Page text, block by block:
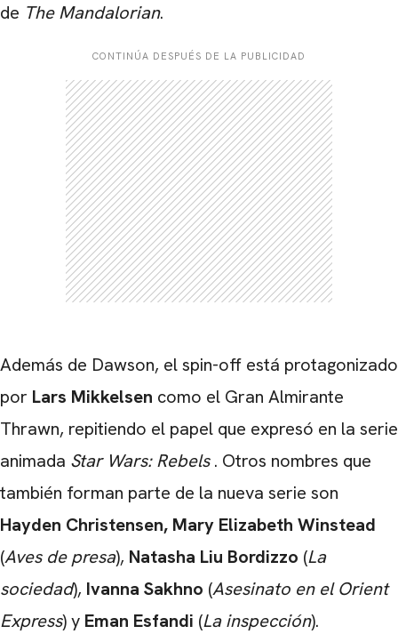
de The Mandalorian.
CONTINÚA DESPUÉS DE LA PUBLICIDAD
Además de Dawson, el spin-off está protagonizado
por Lars Mikkelsen como el Gran Almirante
Thrawn, repitiendo el papel que expresó en la serie
animada Star Wars: Rebels. Otros nombres que
también forman parte de la nueva serie son
Hayden Christensen, Mary Elizabeth Winstead
(Aves de presa), Natasha Liu Bordizzo (La
sociedad), Ivanna Sakhno (Asesinato en el Orient
Express) y Eman Esfandi (La inspección).
CARREGANDO PUBLICIDADE